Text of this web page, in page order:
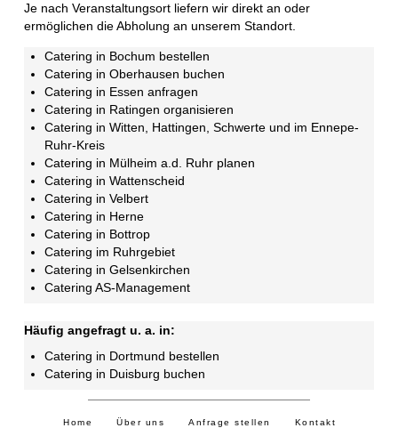
Je nach Veranstaltungsort liefern wir direkt an oder
ermöglichen die Abholung an unserem Standort.
Catering in Bochum bestellen
Catering in Oberhausen buchen
Catering in Essen anfragen
Catering in Ratingen organisieren
Catering in Witten, Hattingen , Schwerte und im Ennepe-
Ruhr-Kreis
Catering in Mülheim a.d. Ruhr planen
Catering in Wattenscheid
Catering in Velbert
Catering in Herne
Catering in Bottrop
Catering im Ruhrgebiet
Catering in Gelsenkirchen
Catering AS-Management
Häufig angefragt u. a. in:
Catering in Dortmund bestellen
Catering in Duisburg buchen
Home Über uns Anfrage stellen Kontakt